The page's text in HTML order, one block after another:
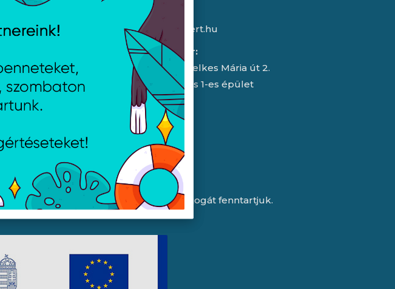
8:00 - 16:30
8:00 - 15:30
E-mail:
info@expert.hu
RMA/raktár:
2151 Fót, Telkes Mária út 2.
HelloParks 1-es épület
képek illusztrációk, a változtatás jogát fenntartjuk.